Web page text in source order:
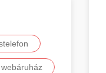
webáruház